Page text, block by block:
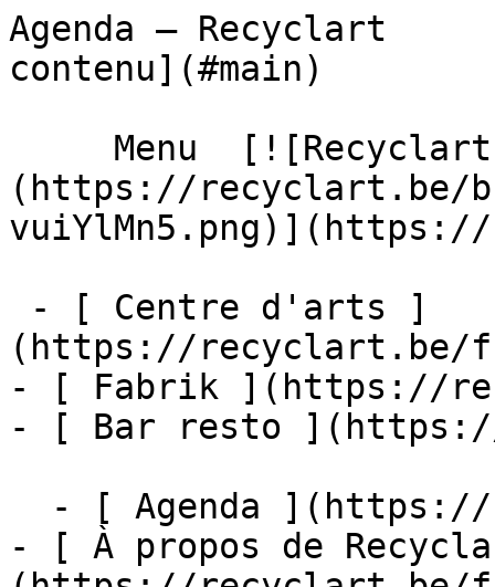
Agenda –
contenu](#main)
(https://recyclart.be/
(https://recyclart.be/
- [ Fabrik ](https://
- [ Bar resto
- [ À propos de